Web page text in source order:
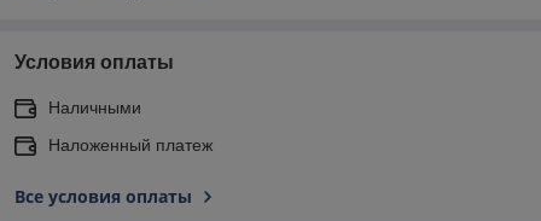
Условия оплаты
Наличными
Наложенный платеж
Все условия оплаты